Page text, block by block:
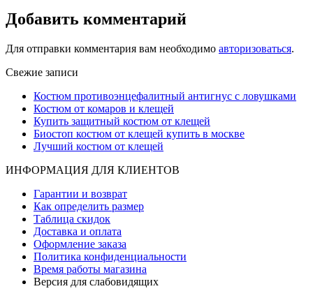
Добавить комментарий
Для отправки комментария вам необходимо авторизоваться.
Свежие записи
Костюм противоэнцефалитный антигнус с ловушками
Костюм от комаров и клещей
Купить защитный костюм от клещей
Биостоп костюм от клещей купить в москве
Лучший костюм от клещей
ИНФОРМАЦИЯ ДЛЯ КЛИЕНТОВ
Гарантии и возврат
Как определить размер
Таблица скидок
Доставка и оплата
Оформление заказа
Политика конфиденциальности
Время работы магазина
Версия для слабовидящих